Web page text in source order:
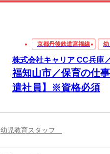
京都丹後鉄道宮福線 幼
株式会社キャリア CC兵庫
福知山市／保育の仕
遣社員】※資格必須
幼児教育スタッフ